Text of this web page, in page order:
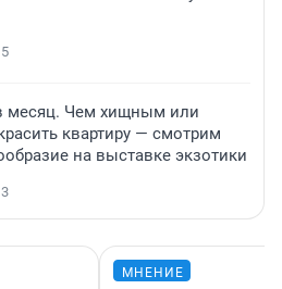
месяц. Чем хищным или
квартиру — смотрим
на выставке экзотики
МНЕНИЕ